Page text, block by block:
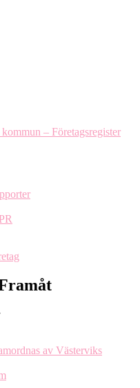
– Företagsregister
av Västerviks